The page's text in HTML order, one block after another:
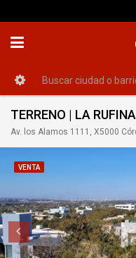
TERRENO | LA RUFINA
VENTA